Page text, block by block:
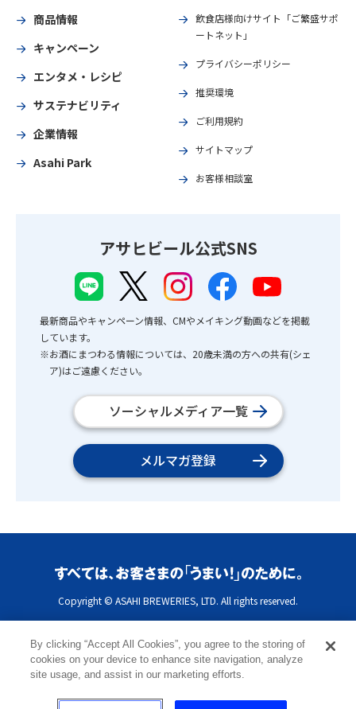
商品情報
キャンペーン
エンタメ・レシピ
サステナビリティ
企業情報
Asahi Park
飲食店様向けサイト「ご繁盛サポ
ートネット」
プライバシーポリシー
推奨環境
ご利用規約
サイトマップ
お客様相談室
アサヒビール公式SNS
最新商品やキャンペーン情報、CMやメイキング動画などを掲載
しています。
※お酒にまつわる情報については、20歳未満の方への共有(シェ
ア)はご遠慮ください。
ソーシャルメディア一覧
メルマガ登録
Copyright © ASAHI BREWERIES, LTD. All rights reserved.
By clicking “Accept All Cookies”, you agree to the storing of
cookies on your device to enhance site navigation, analyze
site usage, and assist in our marketing efforts.